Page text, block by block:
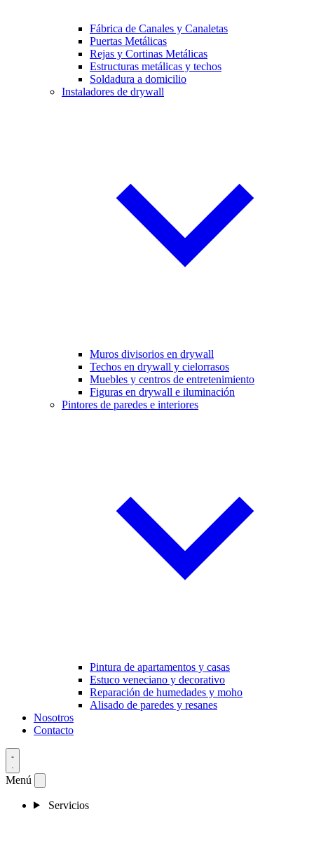
Fábrica de Canales y Canaletas
Puertas Metálicas
Rejas y Cortinas Metálicas
Estructuras metálicas y techos
Soldadura a domicilio
Instaladores de drywall
Muros divisorios en drywall
Techos en drywall y cielorrasos
Muebles y centros de entretenimiento
Figuras en drywall e iluminación
Pintores de paredes e interiores
Pintura de apartamentos y casas
Estuco veneciano y decorativo
Reparación de humedades y moho
Alisado de paredes y resanes
Nosotros
Contacto
Menú
Servicios